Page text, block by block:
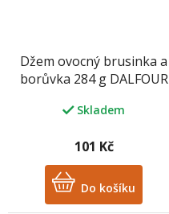
Džem ovocný brusinka a
borůvka 284 g DALFOUR
Skladem
101 Kč
Do košíku